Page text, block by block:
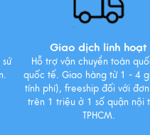
Giao dịch linh hoạt
Hỗ trợ vận chuyển toàn
quốc tế. Giao hàng từ 1 - 4
tính phí), freeship đối với
trên 1 triệu ở 1 số quận nội
TPHCM.